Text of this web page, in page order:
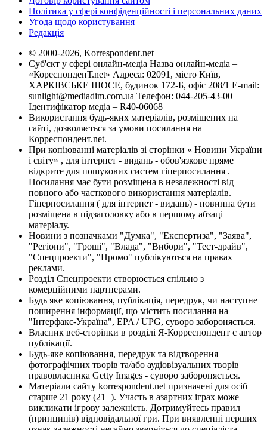
Політика у сфері конфіденційності і персональних даних
Угода щодо користування
Редакція
© 2000-2026, Korrespondent.net
Суб'єкт у сфері онлайн-медіа Назва онлайн-медіа –
«КореспонденТ.net» Адреса: 02091, місто Київ,
ХАРКІВСЬКЕ ШОСЕ, будинок 172-Б, офіс 208/1 E-mail:
sunlight@mediadim.com.ua Телефон: 044-205-43-00
Ідентифікатор медіа – R40-06068
Використання будь-яких матеріалів, розміщених на
сайті, дозволяється за умови посилання на
Корреспондент.net.
При копіюванні матеріалів зі сторінки « Новини України
і світу» , для інтернет - видань - обов'язкове пряме
відкрите для пошукових систем гіперпосилання .
Посилання має бути розміщена в незалежності від
повного або часткового використання матеріалів.
Гіперпосилання ( для інтернет - видань) - повинна бути
розміщена в підзаголовку або в першому абзаці
матеріалу.
Новини з позначками "Думка", "Експертиза", "Заява",
"Регіони", "Гроші", "Влада", "Вибори", "Тест-драйв",
"Спецпроекти", "Промо" публікуються на правах
реклами.
Розділ Спецпроекти створюється спільно з
комерційними партнерами.
Будь яке копіювання, публікація, передрук, чи наступне
поширення інформації, що містить посилання на
"Інтерфакс-Україна", EPA / UPG, суворо забороняється.
Власник веб-сторінки в розділі Я-Корреспондент є автор
публікації.
Будь-яке копіювання, передрук та відтворення
фотографічних творів та/або аудіовізуальних творів
правовласника Getty Images - суворо забороняється.
Матеріали сайту korrespondent.net призначені для осіб
старше 21 року (21+). Участь в азартних іграх може
викликати ігрову залежність. Дотримуйтесь правил
(принципів) відповідальної гри. При виявленні перших